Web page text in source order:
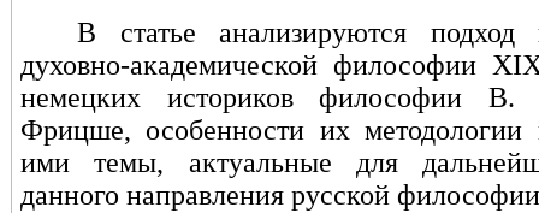
В статье анализируются
духовно-академической философии
немецких историков философии
Фрицше, особенности их методологии
ими темы, актуальные для
данного направления русской